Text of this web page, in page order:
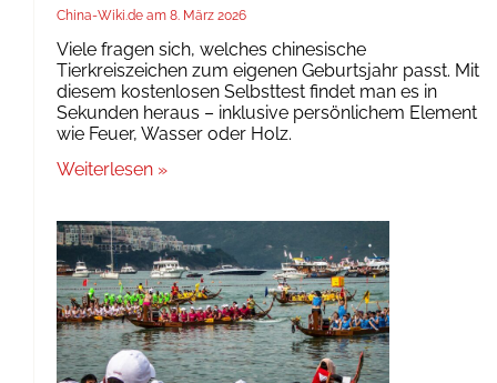
China-Wiki.de 8. März 2026
Viele fragen sich, welches chinesische
Tierkreiszeichen zum eigenen Geburtsjahr passt. Mit
diesem kostenlosen Selbsttest findet man es in
Sekunden heraus – inklusive persönlichem Element
wie Feuer, Wasser oder Holz.
Weiterlesen »